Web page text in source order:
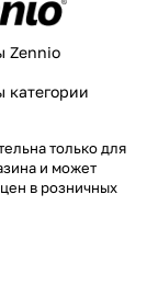
Zennio
категории
только для
и может
цен в розничных